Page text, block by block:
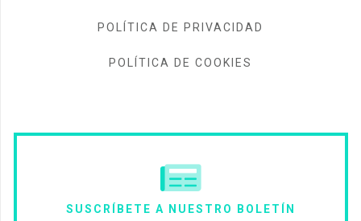
POLÍTICA DE PRIVACIDAD
POLÍTICA DE COOKIES
SUSCRÍBETE A NUESTRO BOLETÍN